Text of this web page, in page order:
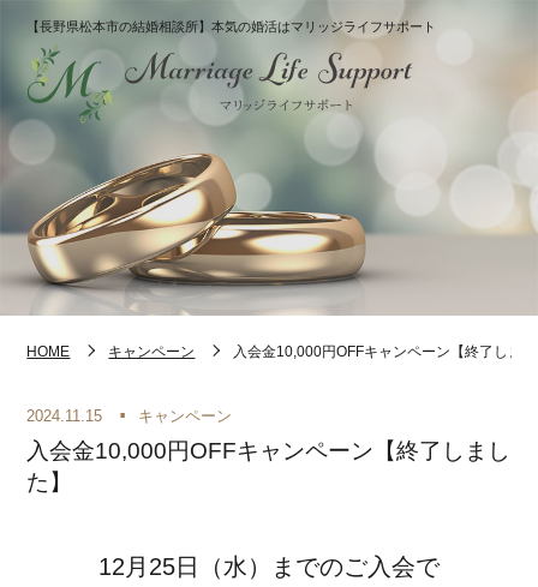
【長野県松本市の結婚相談所】本気の婚活はマリッジライフサポート
HOME キャンペーン 入会金10,000円OFFキャンペーン【終了しま
2024.11.15 キャンペーン
入会金10,000円OFFキャンペーン【終了しまし
た】
12月25日（水）までのご入会で